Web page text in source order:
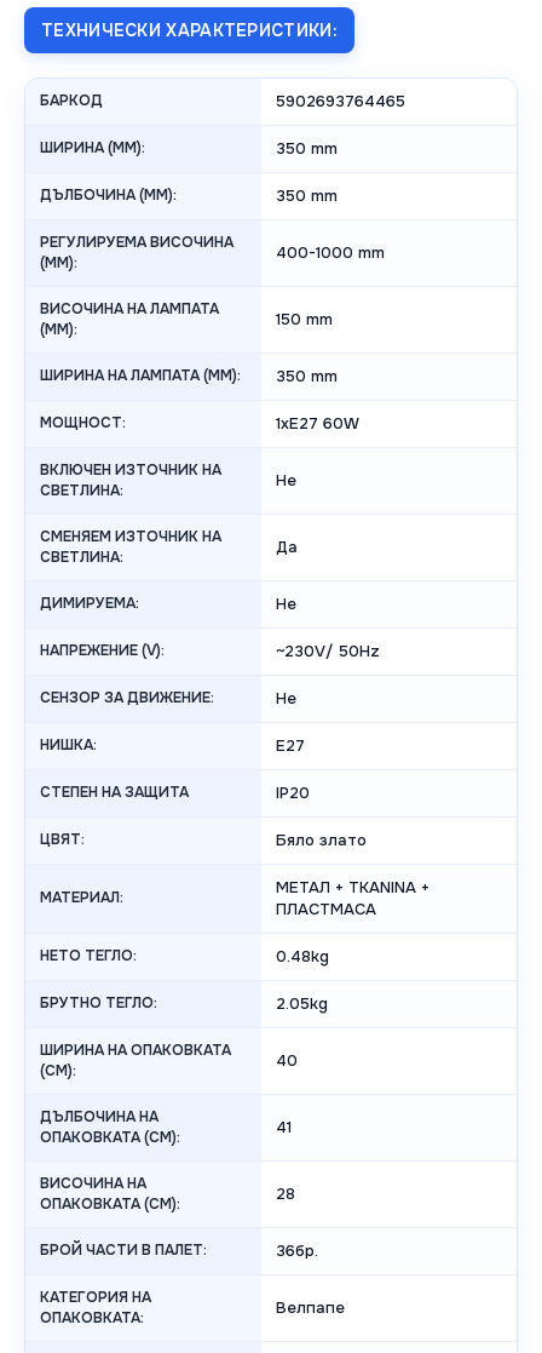
ТЕХНИЧЕСКИ ХАРАКТЕРИСТИКИ:
БАРКОД 5902693764465
ШИРИНА (MM): 350 mm
ДЪЛБОЧИНА (MM): 350 mm
РЕГУЛИРУЕМА ВИСОЧИНА
(MM):
400-1000 mm
ВИСОЧИНА НА ЛАМПАТА
(MM):
150 mm
ШИРИНА НА ЛАМПАТА (MM): 350 mm
МОЩНОСТ: 1xE27 60W
ВКЛЮЧЕН ИЗТОЧНИК НА
СВЕТЛИНА:
Не
СМЕНЯЕМ ИЗТОЧНИК НА
СВЕТЛИНА:
Да
ДИМИРУЕМА: Не
НАПРЕЖЕНИЕ (V): ~230V/ 50Hz
СЕНЗОР ЗА ДВИЖЕНИЕ: Не
НИШКА: E27
СТЕПЕН НА ЗАЩИТА IP20
ЦВЯТ: Бяло злато
МАТЕРИАЛ:
МЕТАЛ + TKANINA +
ПЛАСТМАСА
НЕТО ТЕГЛО: 0.48kg
БРУТНО ТЕГЛО: 2.05kg
ШИРИНА НА ОПАКОВКАТА
(CM):
40
ДЪЛБОЧИНА НА
ОПАКОВКАТА (CM):
41
ВИСОЧИНА НА
ОПАКОВКАТА (СМ):
28
БРОЙ ЧАСТИ В ПАЛЕТ: 36бр.
КАТЕГОРИЯ НА
ОПАКОВКАТА:
Велпапе